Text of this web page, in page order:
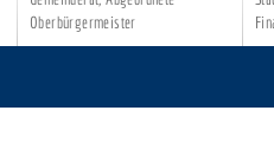
Oberbürgermeister